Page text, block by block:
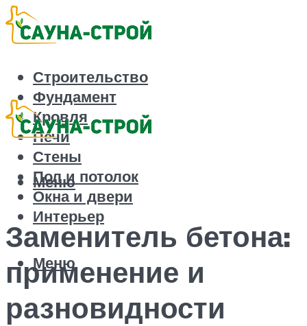
Строительство
Фундамент
Кровля
Печи
Стены
Пол и потолок
Окна и двери
Интерьер
Меню
Меню
Заменитель бетона:
применение и
разновидности